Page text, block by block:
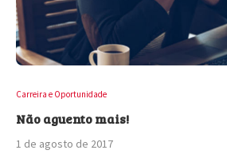
Carreira e Oportunidade
Não aguento mais!
1 de agosto de 2017